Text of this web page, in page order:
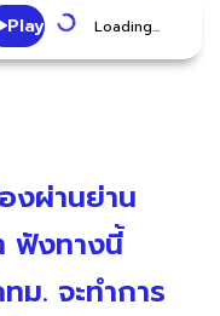
Play Loading...
งผ่านย่าน
ฟังทางนี้
ม. จะทำการ